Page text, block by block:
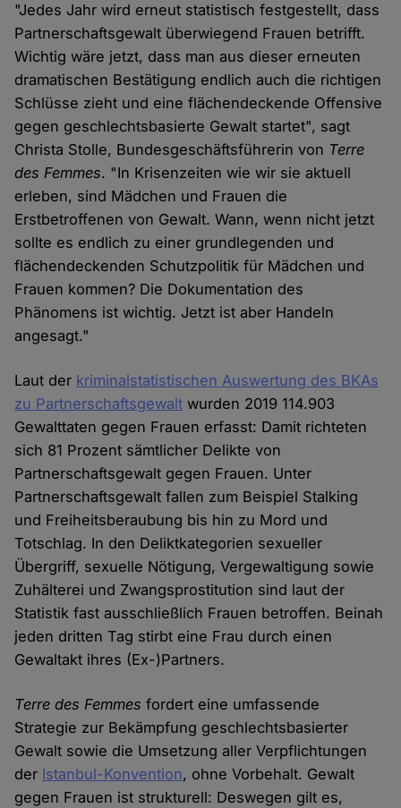
"Jedes Jahr wird erneut statistisch festgestellt, dass
Partnerschaftsgewalt überwiegend Frauen betrifft.
Wichtig wäre jetzt, dass man aus dieser erneuten
dramatischen Bestätigung endlich auch die richtigen
Schlüsse zieht und eine flächendeckende Offensive
gegen geschlechtsbasierte Gewalt startet", sagt
Christa Stolle, Bundesgeschäftsführerin von Terre
des Femmes. "In Krisenzeiten wie wir sie aktuell
erleben, sind Mädchen und Frauen die
Erstbetroffenen von Gewalt. Wann, wenn nicht jetzt
sollte es endlich zu einer grundlegenden und
flächendeckenden Schutzpolitik für Mädchen und
Frauen kommen? Die Dokumentation des
Phänomens ist wichtig. Jetzt ist aber Handeln
angesagt."
Laut der kriminalstatistischen Auswertung des BKAs
zu Partnerschaftsgewalt wurden 2019 114.903
Gewalttaten gegen Frauen erfasst: Damit richteten
sich 81 Prozent sämtlicher Delikte von
Partnerschaftsgewalt gegen Frauen. Unter
Partnerschaftsgewalt fallen zum Beispiel Stalking
und Freiheitsberaubung bis hin zu Mord und
Totschlag. In den Deliktkategorien sexueller
Übergriff, sexuelle Nötigung, Vergewaltigung sowie
Zuhälterei und Zwangsprostitution sind laut der
Statistik fast ausschließlich Frauen betroffen. Beinah
jeden dritten Tag stirbt eine Frau durch einen
Gewaltakt ihres (Ex-)Partners.
Terre des Femmes fordert eine umfassende
Strategie zur Bekämpfung geschlechtsbasierter
Gewalt sowie die Umsetzung aller Verpflichtungen
der Istanbul-Konvention, ohne Vorbehalt. Gewalt
gegen Frauen ist strukturell: Deswegen gilt es,